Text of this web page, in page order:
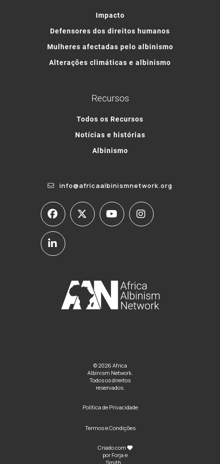
Impacto
Defensores dos direitos humanos
Mulheres afectadas pelo albinismo
Alterações climáticas e albinismo
Recursos
Todos os Recursos
Notícias e histórias
Albinismo
info@africaalbinismnetwork.org
© 2026 Africa
Albinism Network.
Todos os direitos
reservados.
Política de Privacidade
Termos e Condições
Criado com
por Forja e
Smith